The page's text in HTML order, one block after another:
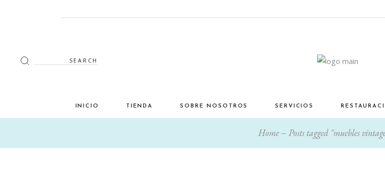
Search
for:
INICIO TIENDA SOBRE NOSOTROS SERVICIOS
Home Posts tagged "muebles